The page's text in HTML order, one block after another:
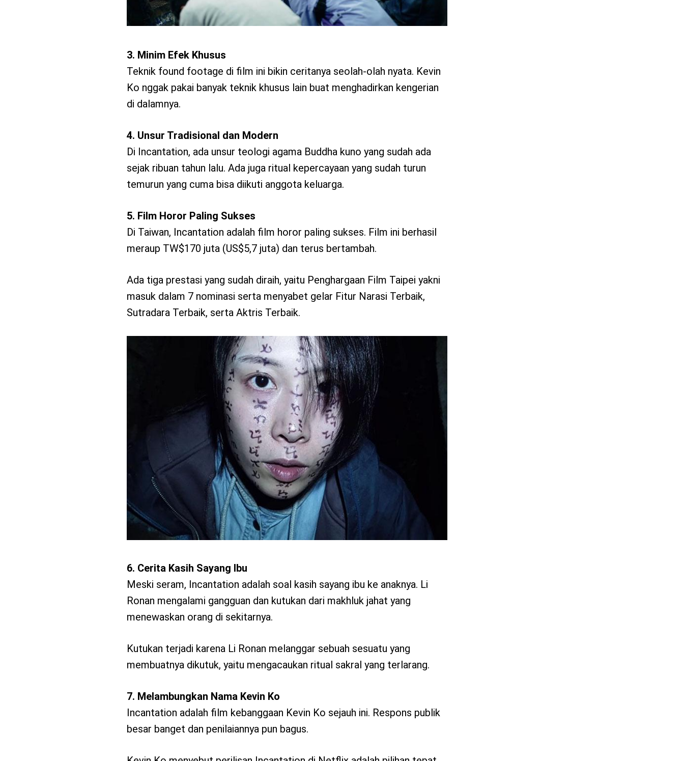
3. Minim Efek Khusus
Teknik found footage di film ini bikin ceritanya seolah-olah nyata. Kevin
Ko nggak pakai banyak teknik khusus lain buat menghadirkan kengerian
di dalamnya.
4. Unsur Tradisional dan Modern
Di Incantation, ada unsur teologi agama Buddha kuno yang sudah ada
sejak ribuan tahun lalu. Ada juga ritual kepercayaan yang sudah turun
temurun yang cuma bisa diikuti anggota keluarga.
5. Film Horor Paling Sukses
Di Taiwan, Incantation adalah film horor paling sukses. Film ini berhasil
meraup TW$170 juta (US$5,7 juta) dan terus bertambah.
Ada tiga prestasi yang sudah diraih, yaitu Penghargaan Film Taipei yakni
masuk dalam 7 nominasi serta menyabet gelar Fitur Narasi Terbaik,
Sutradara Terbaik, serta Aktris Terbaik.
6. Cerita Kasih Sayang Ibu
Meski seram, Incantation adalah soal kasih sayang ibu ke anaknya. Li
Ronan mengalami gangguan dan kutukan dari makhluk jahat yang
menewaskan orang di sekitarnya.
Kutukan terjadi karena Li Ronan melanggar sebuah sesuatu yang
membuatnya dikutuk, yaitu mengacaukan ritual sakral yang terlarang.
7. Melambungkan Nama Kevin Ko
Incantation adalah film kebanggaan Kevin Ko sejauh ini. Respons publik
besar banget dan penilaiannya pun bagus.